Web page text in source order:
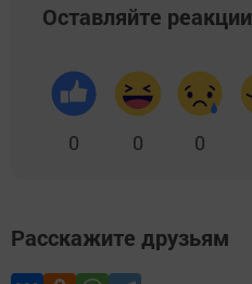
Оставляйте реакции
0 0 0
Расскажите друзьям